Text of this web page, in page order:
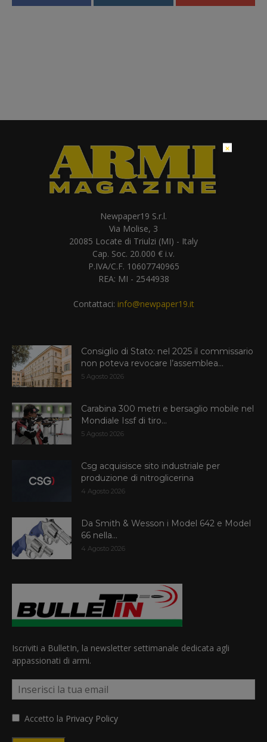
Newpaper19 S.r.l.
Via Molise, 3
20085 Locate di Triulzi (MI) - Italy
Cap. Soc. 20.000 € i.v.
P.IVA/C.F. 10607740965
REA: MI - 2544938
Contattaci: info@newpaper19.it
Consiglio di Stato: nel 2025 il commissario
non poteva revocare l’assemblea...
5 Agosto 2026
Carabina 300 metri e bersaglio mobile nel
Mondiale Issf di tiro...
5 Agosto 2026
Csg acquisisce sito industriale per
produzione di nitroglicerina
4 Agosto 2026
Da Smith & Wesson i Model 642 e Model
66 nella...
4 Agosto 2026
Iscriviti a BulletIn, la newsletter settimanale dedicata agli
appassionati di armi.
Accetto la Privacy Policy
×